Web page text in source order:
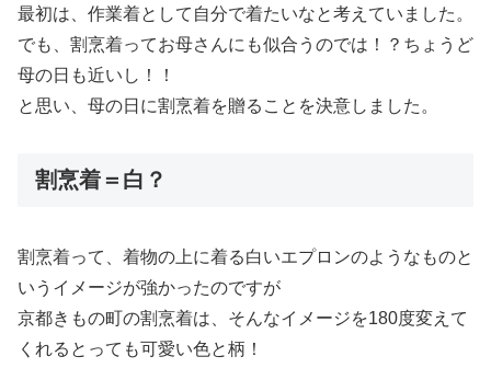
最初は、作業着として自分で着たいなと考えていました。
でも、割烹着ってお母さんにも似合うのでは！？ちょうど
母の日も近いし！！
と思い、母の日に割烹着を贈ることを決意しました。
割烹着＝白？
割烹着って、着物の上に着る白いエプロンのようなものと
いうイメージが強かったのですが
京都きもの町の割烹着は、そんなイメージを180度変えて
くれるとっても可愛い色と柄！